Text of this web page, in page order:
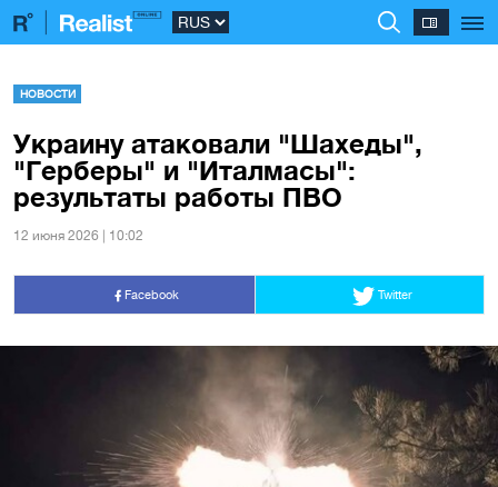
НОВОСТИ
Украину атаковали "Шахеды",
"Герберы" и "Италмасы":
результаты работы ПВО
12 июня 2026 | 10:02
Facebook Twitter